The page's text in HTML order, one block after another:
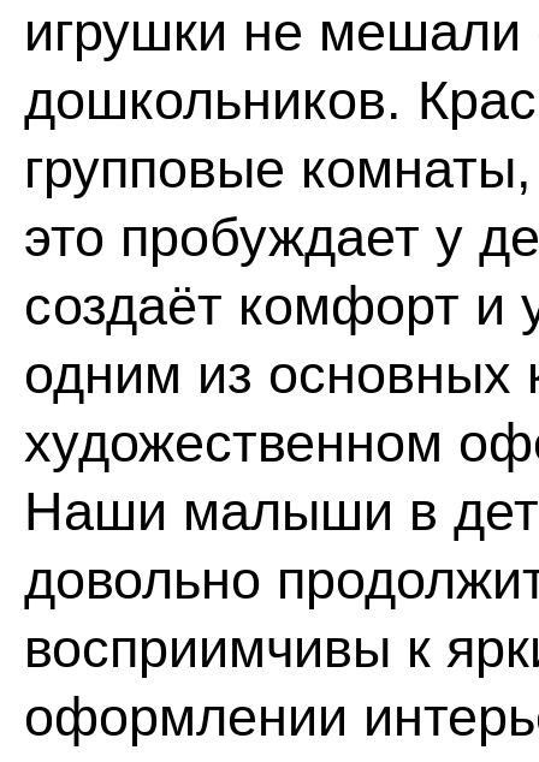
игрушки не
дошкольников.
групповые
это пробуждает у
создаёт комфорт и
одним из основных
художественном
Наши малыши в
довольно
восприимчивы к
оформлении